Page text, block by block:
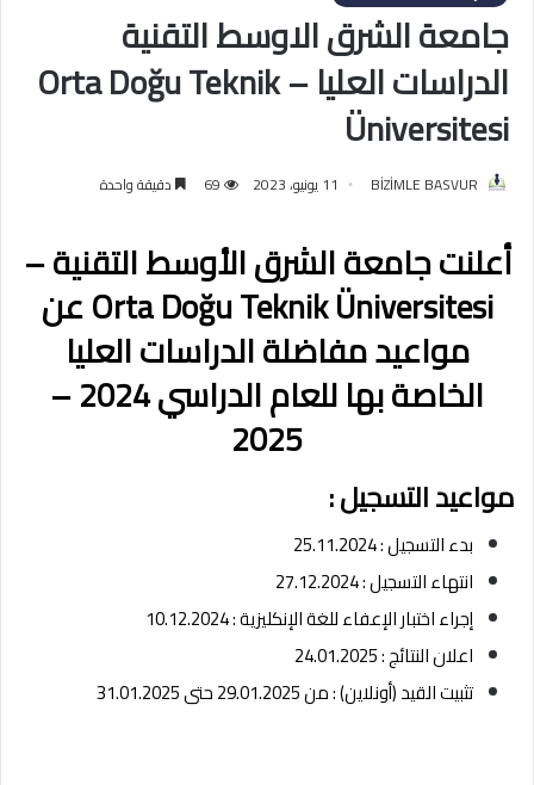
جامعة الشرق الاوسط التقنية
الدراسات العليا – Orta Doğu Teknik
Üniversitesi
BİZİMLE BASVUR 11 يونيو، 2023 69 دقيقة واحدة
أعلنت جامعة الشرق الأوسط التقنية –
Orta Doğu Teknik Üniversitesi عن
مواعيد مفاضلة الدراسات العليا
الخاصة بها للعام الدراسي 2024 –
2025
مواعيد التسجيل :
بدء التسجيل : 25.11.2024
انتهاء التسجيل : 27.12.2024
إجراء اختبار الإعفاء للغة الإنكليزية : 10.12.2024
اعلان النتائج : 24.01.2025
تثبيت القيد (أونلاين) : من 29.01.2025 حتى 31.01.2025